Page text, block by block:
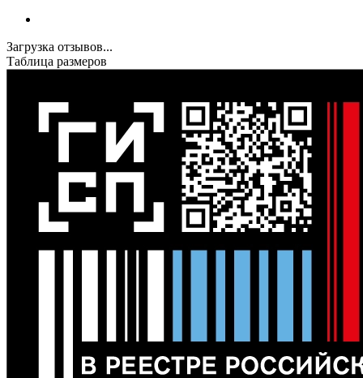
Загрузка отзывов...
Таблица размеров